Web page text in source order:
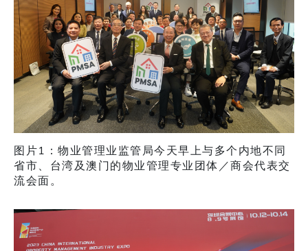
图片1：物业管理业监管局今天早上与多个内地不同
省市、台湾及澳门的物业管理专业团体／商会代表交
流会面。